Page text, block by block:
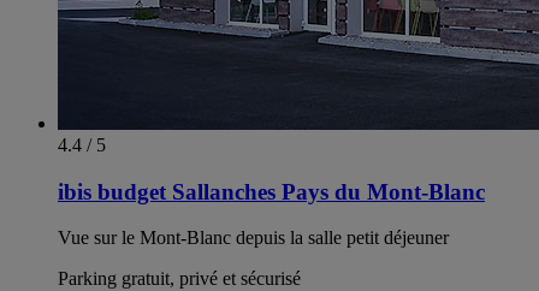
4.4 / 5
ibis budget Sallanches Pays du Mont-Blanc
Vue sur le Mont-Blanc depuis la salle petit déjeuner
Parking gratuit, privé et sécurisé